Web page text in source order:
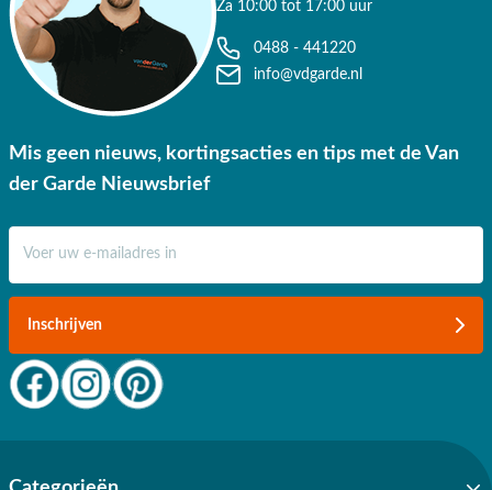
✔ Gratis verzending vanaf €50,-
✔ 3 fysieke showrooms
Za 10:00 tot 17:00 uur
0488 - 441220
info@vdgarde.nl
Mis geen nieuws, kortingsacties en tips met de Van
der Garde Nieuwsbrief
Inschrijven